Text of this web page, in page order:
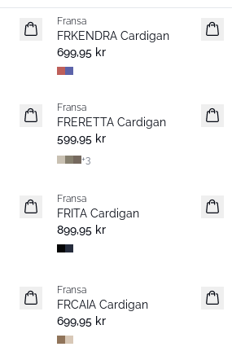
Nyhet
Fransa
FRKENDRA Cardigan
699,95 kr
Nyhet
Fransa
FRERETTA Cardigan
599,95 kr
+3
Nyhet
Fransa
FRITA Cardigan
899,95 kr
Nyhet
Fransa
FRCAIA Cardigan
699,95 kr